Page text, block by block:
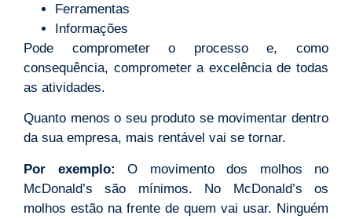
Ferramentas
Informações
Pode comprometer o processo e, como
consequência, comprometer a excelência de todas
as atividades.
Quanto menos o seu produto se movimentar dentro
da sua empresa, mais rentável vai se tornar.
Por exemplo: O movimento dos molhos no
McDonald’s são mínimos. No McDonald’s os
molhos estão na frente de quem vai usar. Ninguém